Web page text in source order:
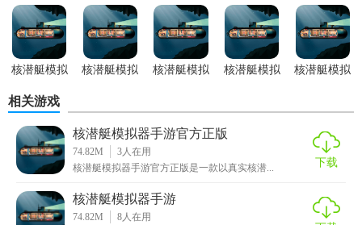
器游戏纯净
版
器游戏内购
版
器游戏正式
版
器游戏绿色
版
器游戏去广
告版
核潜艇模拟
积分版
核潜艇模拟
核潜艇模拟
核潜艇模拟
核潜艇模拟
相关游戏
核潜艇模拟器手游官方正版
74.82M 3人在用
核潜艇模拟器手游官方正版是一款以真实核潜...
下载
核潜艇模拟器手游
74.82M 8人在用